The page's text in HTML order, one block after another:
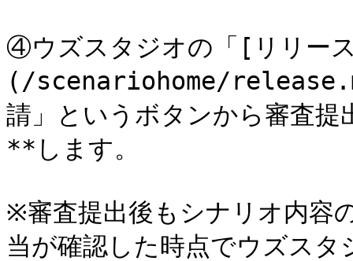
④ウズスタジオの「[リリー
(/scenariohome/
請」というボタンから審査
**します。
※審査提出後もシナリオ内容
当が確認した時点でウズス